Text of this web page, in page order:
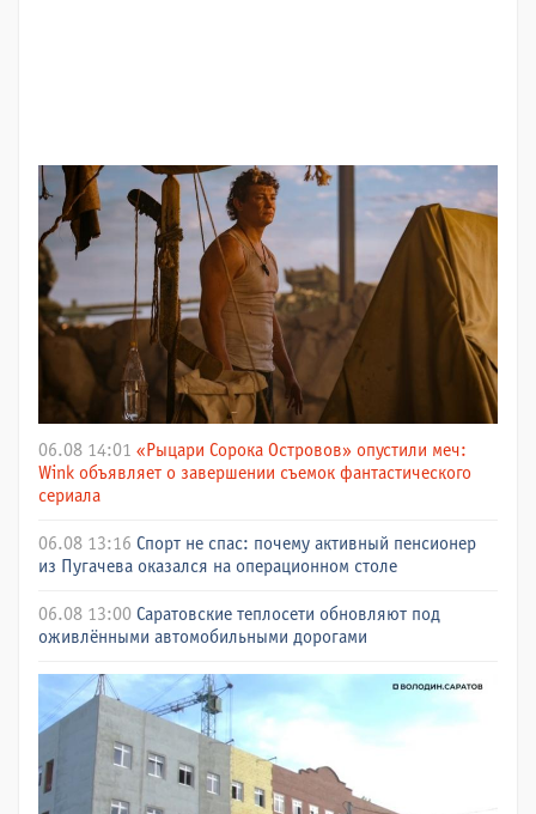
06.08 14:01 «Рыцари Сорока Островов» опустили меч:
Wink объявляет о завершении съемок фантастического
сериала
06.08 13:16 Спорт не спас: почему активный пенсионер
из Пугачева оказался на операционном столе
06.08 13:00 Саратовские теплосети обновляют под
оживлёнными автомобильными дорогами